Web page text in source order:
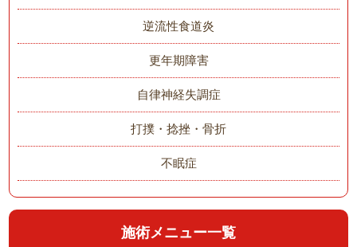
逆流性食道炎
更年期障害
自律神経失調症
打撲・捻挫・骨折
不眠症
施術メニュー一覧